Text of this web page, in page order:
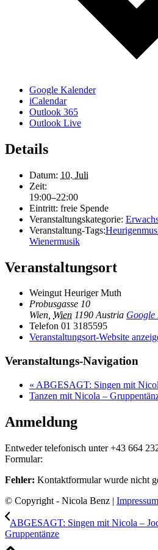
Google Kalender
iCalendar
Outlook 365
Outlook Live
Details
Datum: 10. Juli
Zeit:
19:00–22:00
Eintritt: freie Spende
Veranstaltungskategorie:
Veranstaltung-Tags:
Wienermusik
Veranstaltungsort
Weingut Heuriger Muth
Probusgasse 10
Wien, Wien 1190 Austria Google
Telefon 01 3185595
Veranstaltungsort-Website
Veranstaltungs-Navigation
« ABGESAGT: Singen mit
Tanzen mit Nicola –
Anmeldung
Entweder telefonisch unter +43 664
Formular:
Fehler: Kontaktformular wurde nicht
© Copyright - Nicola Benz | Impressum
ABGESAGT: Singen mit Nicola –
Gruppentänze